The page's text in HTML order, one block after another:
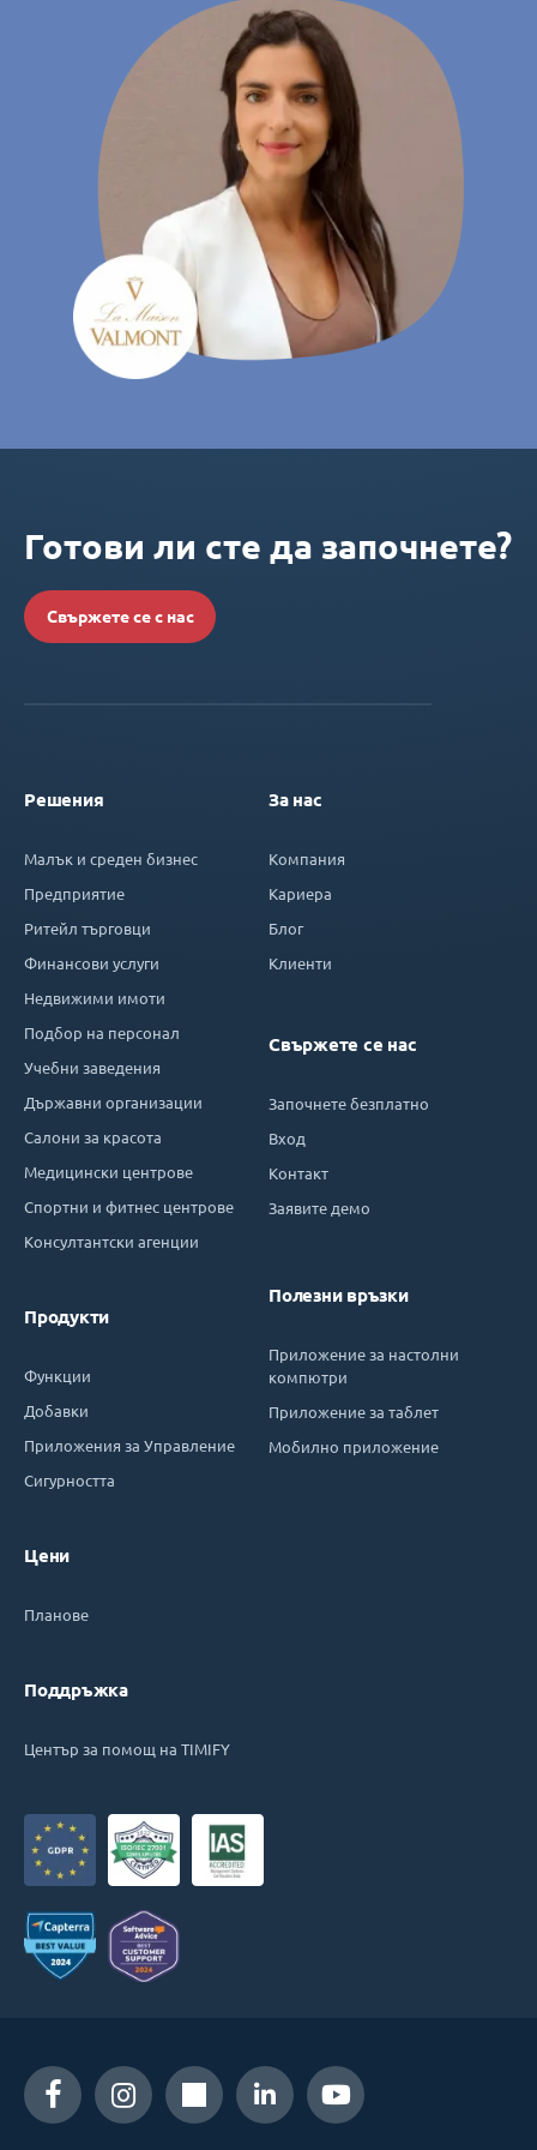
Готови ли сте да започнете?
Свържете се с нас
Решения
Малък и среден бизнес
Предприятие
Ритейл търговци
Финансови услуги
Недвижими имоти
Подбор на персонал
Учебни заведения
Държавни организации
Салони за красота
Медицински центрове
Спортни и фитнес центрове
Консултантски агенции
Продукти
Функции
Добавки
Приложения за Управление
Сигурността
Цени
Планове
Поддръжка
Център за помощ на TIMIFY
За нас
Компания
Кариера
Блог
Клиенти
Свържете се нас
Започнете безплатно
Вход
Контакт
Заявите демо
Полезни връзки
Приложение за настолни
компютри
Приложение за таблет
Мобилно приложение